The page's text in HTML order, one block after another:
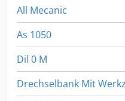
All Mecanic
As 1050
Dil 0 M
Drechselbank Mit